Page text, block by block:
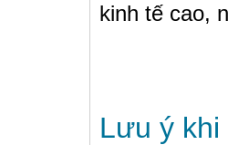
kinh tế cao,
Lưu ý